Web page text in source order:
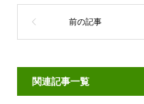
関連記事一覧